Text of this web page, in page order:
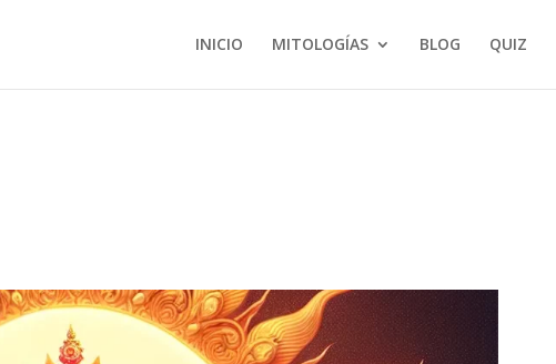
INICIO MITOLOGÍAS BLOG QUIZ